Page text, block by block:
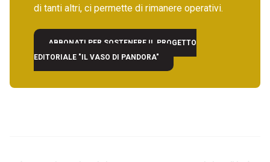
di tanti altri, ci permette di rimanere operativi.
ABBONATI PER SOSTENERE IL PROGETTO
EDITORIALE "IL VASO DI PANDORA"